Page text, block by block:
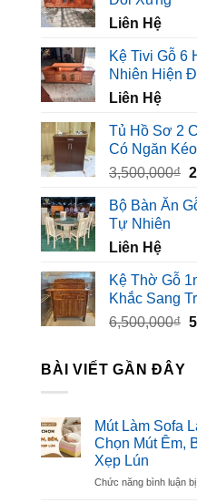
Liên Hệ
Kệ Tivi Gỗ 6
Nhiên Hiện
Liên Hệ
Tủ Hồ Sơ 2
Có Ngăn Kéo
3,500,000₫
Bộ Bàn Ăn
Tự Nhiên
Liên Hệ
Kệ Thờ Gỗ
Khắc Sang
6,500,000₫
BÀI VIẾT GẦN ĐÂY
Mút Làm Sofa
Chọn Mút Êm,
Xẹp Lún
Chức năng bình luận